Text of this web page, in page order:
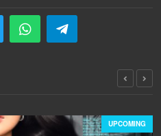
UPCOMING